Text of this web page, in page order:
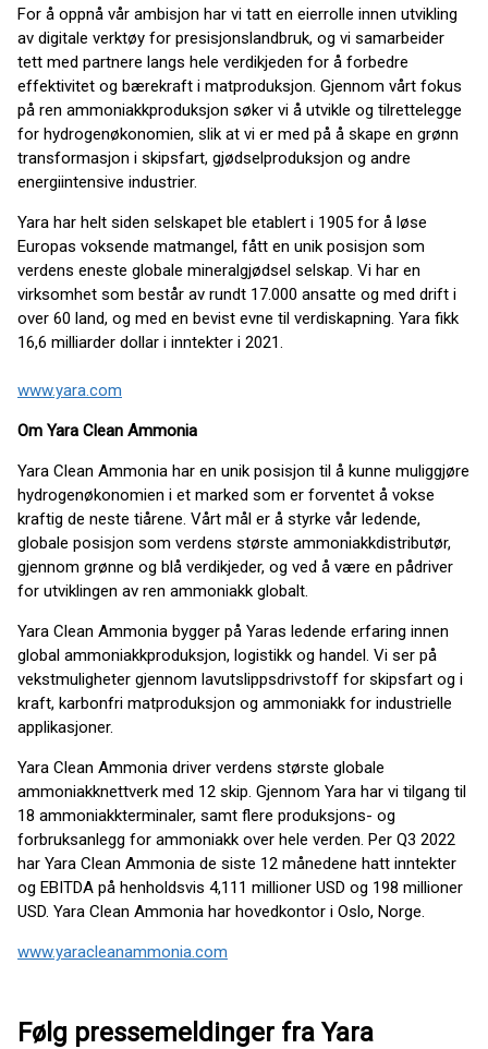
For å oppnå vår ambisjon har vi tatt en eierrolle innen utvikling
av digitale verktøy for presisjonslandbruk, og vi samarbeider
tett med partnere langs hele verdikjeden for å forbedre
effektivitet og bærekraft i matproduksjon. Gjennom vårt fokus
på ren ammoniakkproduksjon søker vi å utvikle og tilrettelegge
for hydrogenøkonomien, slik at vi er med på å skape en grønn
transformasjon i skipsfart, gjødselproduksjon og andre
energiintensive industrier.
Yara har helt siden selskapet ble etablert i 1905 for å løse
Europas voksende matmangel, fått en unik posisjon som
verdens eneste globale mineralgjødsel selskap. Vi har en
virksomhet som består av rundt 17.000 ansatte og med drift i
over 60 land, og med en bevist evne til verdiskapning. Yara fikk
16,6 milliarder dollar i inntekter i 2021.
www.yara.com
Om Yara Clean Ammonia
Yara Clean Ammonia har en unik posisjon til å kunne muliggjøre
hydrogenøkonomien i et marked som er forventet å vokse
kraftig de neste tiårene. Vårt mål er å styrke vår ledende,
globale posisjon som verdens største ammoniakkdistributør,
gjennom grønne og blå verdikjeder, og ved å være en pådriver
for utviklingen av ren ammoniakk globalt.
Yara Clean Ammonia bygger på Yaras ledende erfaring innen
global ammoniakkproduksjon, logistikk og handel. Vi ser på
vekstmuligheter gjennom lavutslippsdrivstoff for skipsfart og i
kraft, karbonfri matproduksjon og ammoniakk for industrielle
applikasjoner.
Yara Clean Ammonia driver verdens største globale
ammoniakknettverk med 12 skip. Gjennom Yara har vi tilgang til
18 ammoniakkterminaler, samt flere produksjons- og
forbruksanlegg for ammoniakk over hele verden. Per Q3 2022
har Yara Clean Ammonia de siste 12 månedene hatt inntekter
og EBITDA på henholdsvis 4,111 millioner USD og 198 millioner
USD. Yara Clean Ammonia har hovedkontor i Oslo, Norge.
www.yaracleanammonia.com
Følg pressemeldinger fra Yara